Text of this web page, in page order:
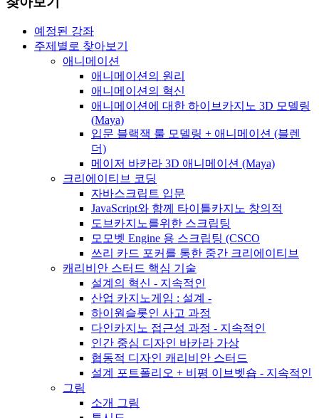
예정된 강좌
주제별로 찾아보기
애니메이션
애니메이션의 원리
애니메이션의 혁신
애니메이션에 대한 하이브카지노 3D 모델링
(Maya)
입문 블랙잭 룰 모델링 + 애니메이션 (블렌
더)
메이저 바카라 3D 애니메이션 (Maya)
크리에이티브 코딩
자바스크립트 입문
JavaScript와 함께 타이틀카지노 창의적
도브카지노를위한 스크립팅
모모벳 Engine 용 스크립팅 (CSCO
쓰리 카드 포커를 통한 중간 크리에이티브
캐리비안 스터드 핵심 기술
설계의 혁신 - 지속적인
산업 카지노게임 : 설계 -
하이원슬롯인 사고 과정
다인카지노 접근성 과정 - 지속적인
인간 중심 디자인 바카라 가상
협동적 디자인 캐리비안 스터드
설계 포트폴리오 + 비평 이브벳숍 - 지속적인
그림
소개 그림